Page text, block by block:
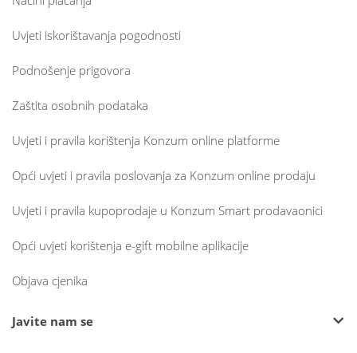
Uvjeti iskorištavanja pogodnosti
Podnošenje prigovora
Zaštita osobnih podataka
Uvjeti i pravila korištenja Konzum online platforme
Opći uvjeti i pravila poslovanja za Konzum online prodaju
Uvjeti i pravila kupoprodaje u Konzum Smart prodavaonici
Opći uvjeti korištenja e-gift mobilne aplikacije
Objava cjenika
Javite nam se